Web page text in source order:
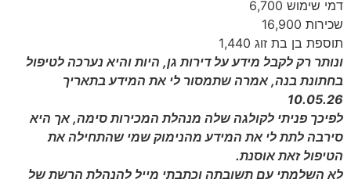
דמי שימוש 6,700
שכירות 16,900
תוספת בן בת זוג 1,440
ונותר רק לקבל מידע על דירות גן, היות והיא נערכה לטיפול
בחתונת בנה, אמרה שתמסור לי את המידע בתאריך
10.05.26
לפיכך פניתי לקולגה שלה מנהלת המכירות סימה, אך היא
סירבה לתת לי את המידע מהנימוק שמי שהתחילה את
הטיפול זאת אוסנת.
לא השלמתי עם תשובתה וכתבתי מייל להנהלת הרשת של